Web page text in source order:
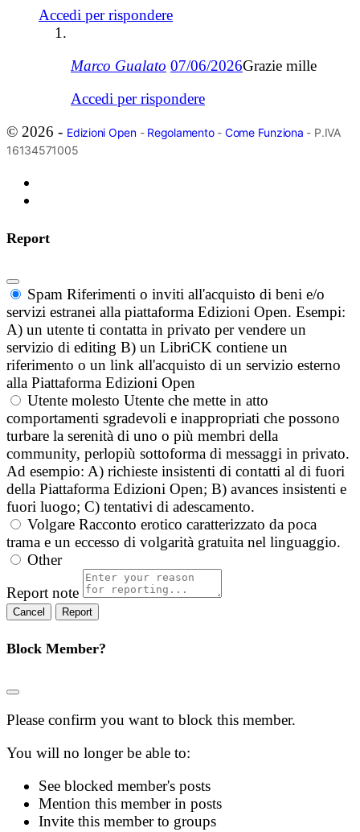
Accedi per rispondere
Marco Gualato 07/06/2026Grazie mille
Accedi per rispondere
© 2026 - Edizioni Open- Regolamento- Come Funziona - P.IVA
16134571005
Report
Spam Riferimenti o inviti all'acquisto di beni e/o
servizi estranei alla piattaforma Edizioni Open. Esempi:
A) un utente ti contatta in privato per vendere un
servizio di editing B) un LibriCK contiene un
riferimento o un link all'acquisto di un servizio esterno
alla Piattaforma Edizioni Open
Utente molesto Utente che mette in atto
comportamenti sgradevoli e inappropriati che possono
turbare la serenità di uno o più membri della
community, perlopiù sottoforma di messaggi in privato.
Ad esempio: A) richieste insistenti di contatti al di fuori
della Piattaforma Edizioni Open; B) avances insistenti e
fuori luogo; C) tentativi di adescamento.
Volgare Racconto erotico caratterizzato da poca
trama e un eccesso di volgarità gratuita nel linguaggio.
Other
Report note
Report
Block Member?
Please confirm you want to block this member.
You will no longer be able to:
See blocked member's posts
Mention this member in posts
Invite this member to groups